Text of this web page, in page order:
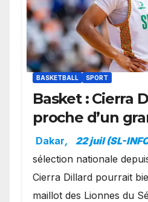
BASKETBALL SPORT
Basket : Cierra
proche d’un
avec les Lionnes
Dakar, 22 juil (SL-
sélection nationale
Cierra Dillard pourrait
maillot des Lionnes du